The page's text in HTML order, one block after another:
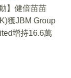
】健倍苗苗
獲JBM Group
增持16.6萬